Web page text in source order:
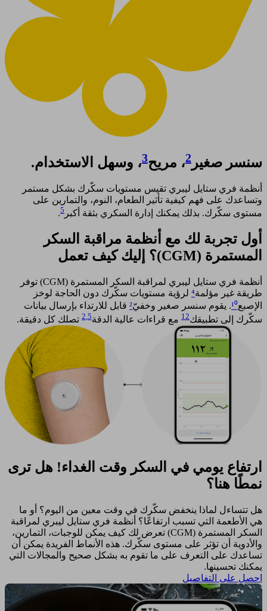
سنسر صغير 2، مريح3، وسهل الاستخدام.
أنظمة فري ستايل ليبري تقيس مستويات سكّرك بشكل مستمر
وتساعدك على فهم كيفية تأثير الطعام، النوم، والتمارين على
مستوى سكّرك. بذلك يمكنك إدارة السكري بثقة أكبر 5
. ​
أول تجربة لك مع أنظمة مراقبة السكر
المستمرة (CGM)؟ إليك كيف تعمل​
أنظمة فري ستايل ليبري لمراقبة السكر المستمرة (CGM) توفر
طريقة غير مؤلمة⁴ لرؤية مستويات سكّرك دون الحاجة لوخز
الإصبع¹⁰. يقوم سنسر صغير وخفيّ² قابل للارتداء بإرسال بيانات
سكّرك إلى تطبيقك12 مع قراءات عالية الدقة 2,5 تصلك كل دقيقة.​
ارتفاع يومي في السكر وقت الغداء! هل ترى
نمطًا هنا؟
هل تتساءل لماذا ينخفض سكّرك في وقت معين من اليوم؟ أو ما
هي الأطعمة التي تسبب ارتفاعًا؟ أنظمة فري ستايل ليبري لمراقبة
السكر المستمرة (CGM) تعرض لك كيف يمكن للوجبات، التمارين،
والأدوية أن تؤثر على مستوى سكّرك. هذه الأنماط الفريدة يمكن أن
تساعدك على التعرف على ما تقوم به بشكل صحيح والمجالات التي
يمكنك تحسينها. ​
احصل على التفاصيل